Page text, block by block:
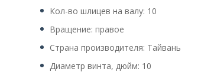
Кол-во шлицев на валу: 10
Вращение: правое
Страна производителя: Тайвань
Диаметр винта, дюйм: 10